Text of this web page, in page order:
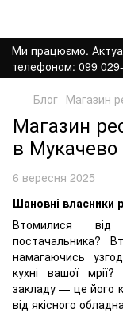
Ми працюємо.
телефоном: 099
Блог Магазин
Магазин
в Мукачево
6 вересня 2025
Шановні власники
Втомилися від
постачальника?
намагаючись
кухні вашої
закладу — це його
від якісного